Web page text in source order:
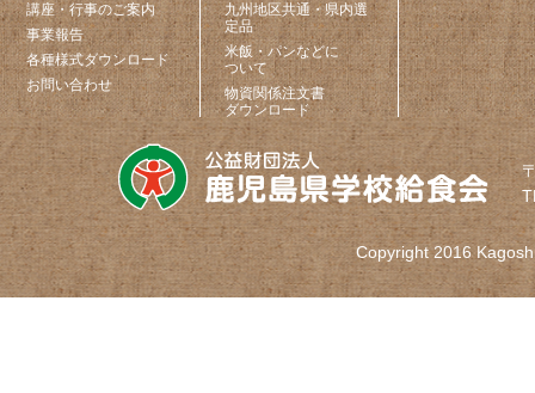
講座・行事のご案内
事業報告
各種様式ダウンロード
お問い合わせ
九州地区共通・県内選
定品
米飯・パンなどに
ついて
物資関係注文書
ダウンロード
Copyright 2016